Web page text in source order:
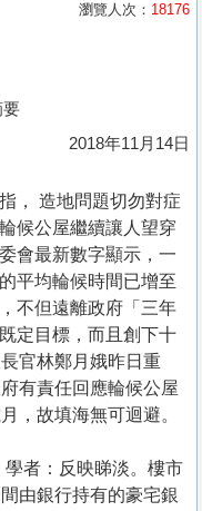
瀏覽人次： 18176
要
2018年11月14日
指， 造地問題切勿對症
候公屋繼續讓人望穿
會最新數字顯示，一
平均輪候時間已增至
不但遠離政府「三年
既定目標，而且創下十
官林鄭月娥昨日重
有責任回應輪候公屋
，故填海無可迴避。
學者：反映睇淡。樓市
由銀行持有的豪宅銀